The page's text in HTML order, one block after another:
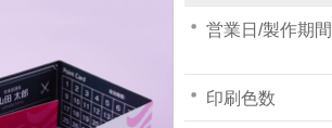
営業日/製作期間
印刷色数